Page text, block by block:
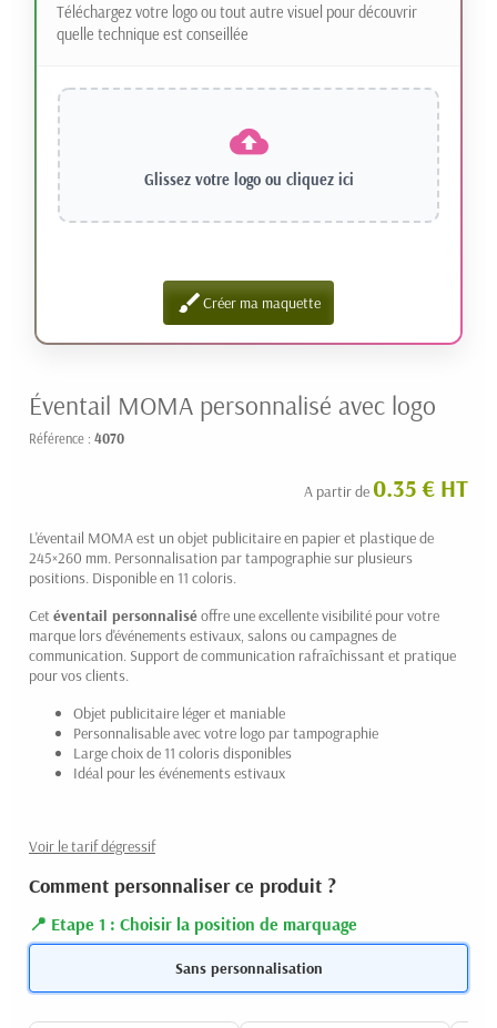
Téléchargez votre logo ou tout autre visuel pour découvrir
quelle technique est conseillée
Glissez votre logo ou cliquez ici
brushCréer ma maquette
Éventail MOMA personnalisé avec logo
Référence : 4070
A partir de 0.35 € HT
L'éventail MOMA est un objet publicitaire en papier et plastique de
245×260 mm. Personnalisation par tampographie sur plusieurs
positions. Disponible en 11 coloris.
Cet éventail personnaliséoffre une excellente visibilité pour votre
marque lors d'événements estivaux, salons ou campagnes de
communication. Support de communication rafraîchissant et pratique
pour vos clients.
Objet publicitaire léger et maniable
Personnalisable avec votre logo par tampographie
Large choix de 11 coloris disponibles
Idéal pour les événements estivaux
Voir le tarif dégressif
Comment personnaliser ce produit ?
Etape 1 : Choisir la position de marquage
Sans personnalisation